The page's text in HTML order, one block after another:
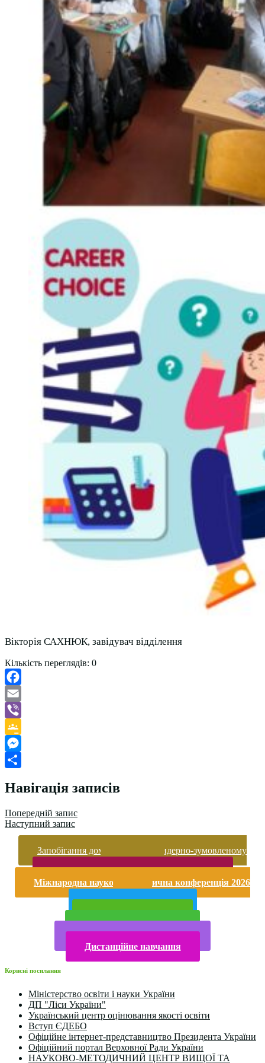
Вікторія САХНЮК, завідувач відділення
Кількість переглядів: 0
Facebook
Email
Viber
Google
Classroom
Messenger
Навігація записів
Попередній запис
Наступний запис
Запобігання домашньому та гендерно-зумовленому
Міжнародна науково-практична конференція 2026
Дистанційне навчання
Корисні посилання
Міністерство освіти і науки України
ДП "Ліси України"
Український центр оцінювання якості освіти
Вступ ЄДЕБО
Офіційне інтернет-представництво Президента України
Офіційний портал Верховної Ради України
НАУКОВО-МЕТОДИЧНИЙ ЦЕНТР ВИЩОЇ ТА